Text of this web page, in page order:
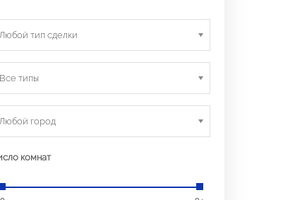
Любой тип сделки
Все типы
Любой город
комнат